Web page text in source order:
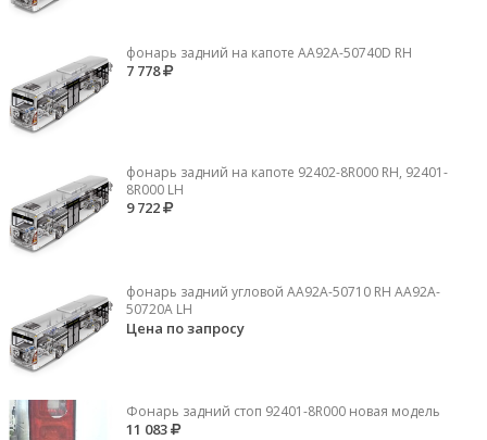
фонарь задний на капоте AA92A-50740D RH
7 778
фонарь задний на капоте 92402-8R000 RH, 92401-
8R000 LH
9 722
фонарь задний угловой AA92A-50710 RH AA92A-
50720A LH
Цена по запросу
Фонарь задний стоп 92401-8R000 новая модель
11 083